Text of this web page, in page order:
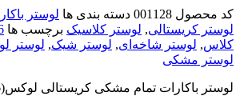
کد محصول 001128 دسته بندی ها لوستر
لوستر کریستالی, لوستر کلاسیک برچسب ها 6
کلاس, لوستر شاخه‌ای, لوستر شیک, لوستر
لوستر مشکی
لوستر باکارات تمام مشکی کریستالی لوکس(6 شاخه)